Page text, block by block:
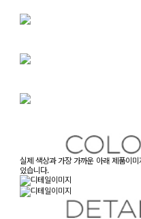
실제 색상과 가장 가까운 아래 제품이
있습니다.